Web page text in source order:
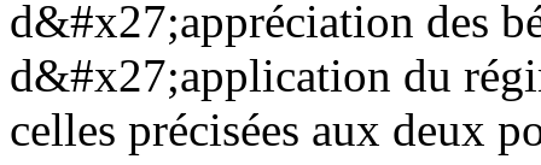
d&#x27;appréciation des
d&#x27;application du
celles précisées aux deux